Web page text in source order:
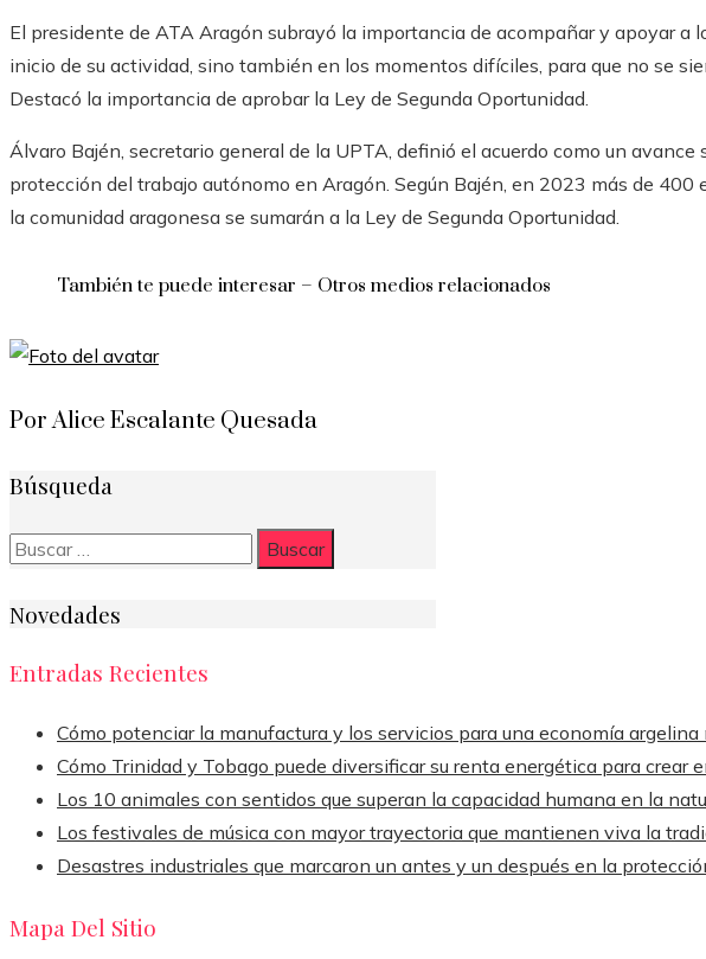
El presidente de ATA Aragón subrayó la importancia de acompañar y apoyar a
inicio de su actividad, sino también en los momentos difíciles, para que no se
Destacó la importancia de aprobar la Ley de Segunda Oportunidad.
Álvaro Bajén, secretario general de la UPTA, definió el acuerdo como un
protección del trabajo autónomo en Aragón. Según Bajén, en 2023 más de 400
la comunidad aragonesa se sumarán a la Ley de Segunda Oportunidad.
También te puede interesar – Otros medios relacionados
Por Alice Escalante Quesada
Búsqueda
Buscar:
Novedades
Entradas Recientes
Cómo potenciar la manufactura y los servicios para una economía
Cómo Trinidad y Tobago puede diversificar su renta energética para crear
Los 10 animales con sentidos que superan la capacidad humana en la
Los festivales de música con mayor trayectoria que mantienen viva la
Desastres industriales que marcaron un antes y un después en la
Mapa Del Sitio